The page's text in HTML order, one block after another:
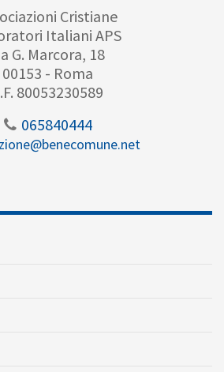
Cristiane
Italiani APS
G. Marcora, 18
00153 - Roma
80053230589
065840444